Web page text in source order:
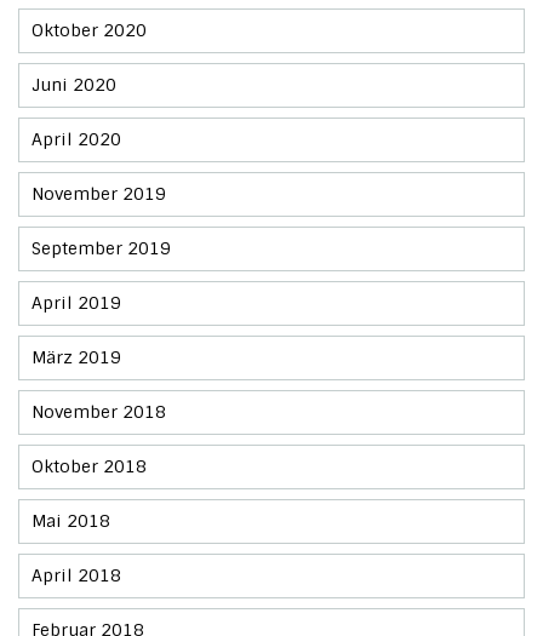
Oktober 2020
Juni 2020
April 2020
November 2019
September 2019
April 2019
März 2019
November 2018
Oktober 2018
Mai 2018
April 2018
Februar 2018